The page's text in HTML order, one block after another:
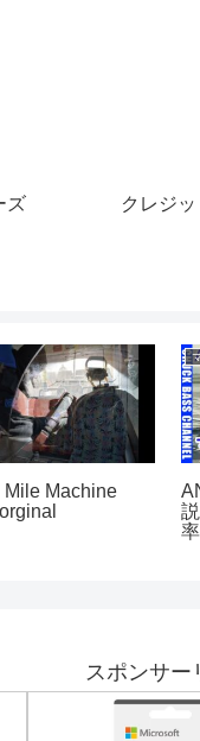
ズ クレジ
＃渦潮＃鳴
ーズ＃楽しく＃
スポンサー